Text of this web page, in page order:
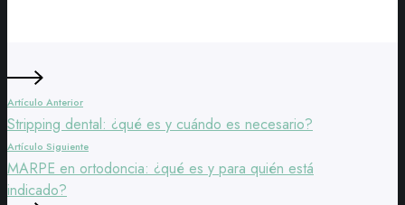
sirven?
Artículo Anterior
Stripping dental: ¿qué es y cuándo es necesario?
Artículo Siguiente
MARPE en ortodoncia: ¿qué es y para quién está
indicado?